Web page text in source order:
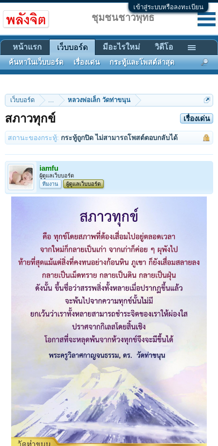
เข้าสู่ระบบหรือลงทะเบียน
เว็บบอร์ด ... หลวงพ่อเล็ก วัดท่าขนุน
เรื่องเด่น
สภาวทุกข์
สถานะของกระทู้: กระทู้ถูกปิด ไม่สามารถโพสต์ตอบกลับได้
iamfu
ผู้ดูแลเว็บบอร์ด
ทีมงาน
ผู้ดูแลเว็บบอร์ด
ชุมชนชาวพุทธ
หน้าแรก เว็บบอร์ด
ค้นหาในเว็บบอร์ด เรื่องเด่น กระทู้และโพสต์ล่าสุด
มีอะไรใหม่ วิดีโอ